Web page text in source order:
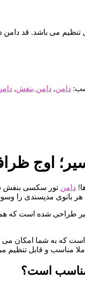
دامن, دامن بنفش,
اوج
دامن تور سکسی بنفش
هر بانوی مدپسندی را
طراحی شده است که هم
که به شما امکان می
مناسب است؟